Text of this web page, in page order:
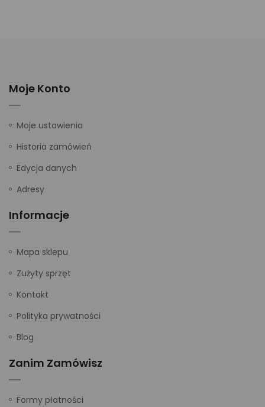
Moje Konto
Moje ustawienia
Historia zamówień
Edycja danych
Adresy
Informacje
Mapa sklepu
Zużyty sprzęt
Kontakt
Polityka prywatności
Blog
Zanim Zamówisz
Formy płatności